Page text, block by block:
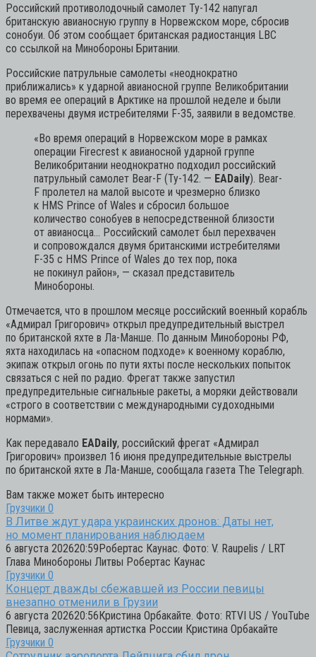
Российский противолодочный самолет Ту-142 напугал
британскую авианосную группу в Норвежском море, сбросив
сонобуи. Об этом сообщает британская радиостанция LBC
со ссылкой на Минобороны Британии.
Российские патрульные самолеты «неоднократно
приближались» к ударной авианосной группе Великобритании
во время ее операций в Арктике на прошлой неделе и были
перехвачены двумя истребителями F-35, заявили в ведомстве.
«Во время операций в Норвежском море в рамках
операции Firecrest к авианосной ударной группе
Великобритании неоднократно подходил российский
патрульный самолет Bear-F (Ту-142. — EADaily). Bear-
F пролетел на малой высоте и чрезмерно близко
к HMS Prince of Wales и сбросил большое
количество сонобуев в непосредственной близости
от авианосца… Российский самолет был перехвачен
и сопровождался двумя британскими истребителями
F-35 с HMS Prince of Wales до тех пор, пока
не покинул район», — сказал представитель
Минобороны.
Отмечается, что в прошлом месяце российский военный корабль
«Адмирал Григорович» открыл предупредительный выстрел
по британской яхте в Ла-Манше. По данным Минобороны РФ,
яхта находилась на «опасном подходе» к военному кораблю,
экипаж открыл огонь по пути яхты после нескольких попыток
связаться с ней по радио. Фрегат также запустил
предупредительные сигнальные ракеты, а моряки действовали
«строго в соответствии с международными судоходными
нормами».
Как передавало EADaily, российский фрегат «Адмирал
Григорович» произвел 16 июня предупредительные выстрелы
по британской яхте в Ла-Манше, сообщала газета The Telegraph.
Вам также может быть интересно
Грузчики 0
В Литве ждут удара украинских дронов: Даты нет,
но момент планирования наблюдаем
6 августа 202620:59Робертас Каунас. Фото: V. Raupelis / LRT
Глава Минобороны Литвы Робертас Каунас
Грузчики 0
Концерт дважды сбежавшей из России певицы
внезапно отменили в Грузии
6 августа 202620:56Кристина Орбакайте. Фото: RTVI US / YouTube
Певица, заслуженная артистка России Кристина Орбакайте
Грузчики 0